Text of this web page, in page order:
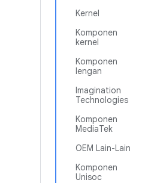
Kernel
Komponen
kernel
Komponen
lengan
Imagination
Technologies
Komponen
MediaTek
OEM Lain-Lain
Komponen
Unisoc